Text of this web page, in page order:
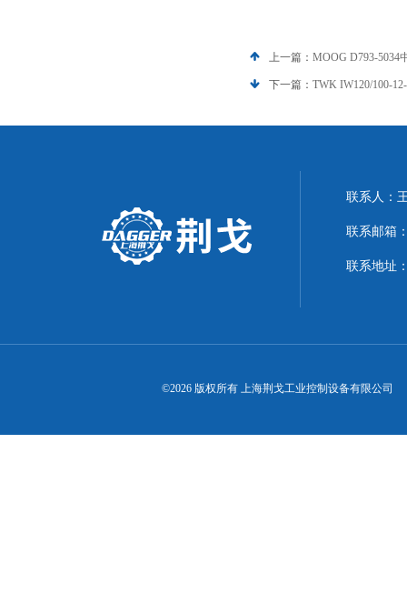
上一篇： MOOG D793-5034
下一篇： TWK IW120/100-
联系人：
联系邮箱
联系地址
©2026 版权所有 上海荆戈工业控制设备有限公司